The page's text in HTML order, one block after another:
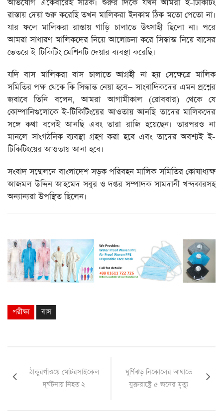
অভিযোগ একেবারেই সঠিক। শুরুর দিকে যখন আমরা ই-টিকিটিং
রাস্তায় দেয়া শুরু করেছি তখন মালিকরা ইনকাম ঠিক মতো পেতো না।
যার ফলে মালিকরা রাস্তায় গাড়ি চালাতে উৎসাহী ছিলো না। পরে
আমরা সাধারণ মালিকদের নিয়ে আলোচনা করে সিদ্ধান্ত নিয়ে বাসের
ভেতরে ই-টিকিটিং মেশিনটি দেয়ার ব্যবস্থা করেছি।
যদি বাস মালিকরা বাস চালাতে আগ্রহী না হয় সেক্ষেত্রে মালিক
সমিতির পক্ষ থেকে কি সিদ্ধান্ত নেয়া হবে— সাংবাদিকদের এমন প্রশ্নের
জবাবে তিনি বলেন, আমরা আগামীকাল (রোববার) থেকে যে
কোম্পানিগুলোকে ই-টিকিটিংয়ের আওতায় আনছি তাদের মালিকদের
সঙ্গে কথা বলেই আনছি এবং তারা রাজি হয়েছেন। তারপরও না
মানলে সাংগঠনিক ব্যবস্থা গ্রহণ করা হবে এবং তাদের অবশ্যই ই-
টিকিটিংয়ের আওতায় আনা হবে।
সংবাদ সম্মেলনে বাংলাদেশ সড়ক পরিবহন মালিক সমিতির কোষাধ্যক্ষ
আজমল উদ্দিন আহমেদ সবুর ও দপ্তর সম্পাদক সামদানী খন্দকারসহ
অন্যান্যরা উপস্থিত ছিলেন।
পরীক্ষা বাস
ঠাকুরগাঁওয়ে মোটরসাইকেল
দূর্ঘটনায় নিহত ২
ঘূর্ণিঝড় নিকোলের আঘাতে
যুক্তরাষ্ট্রে ৫ জনের মৃত্যু